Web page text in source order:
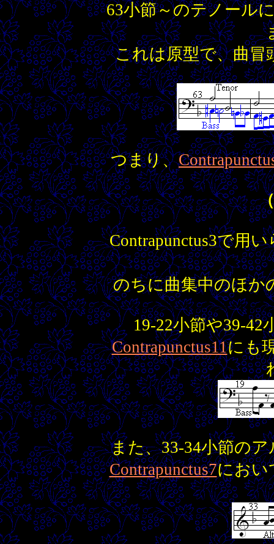
63小節～のテノール
これは原型で、曲冒
つまり、
Contrapunctus3で用
のちに曲集中のほか
19-22小節や39-
Contrapunctus11にも
また、33-34小節の
Contrapunctus7におい